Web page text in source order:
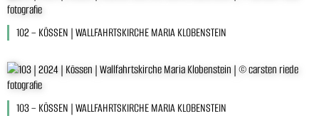
102 – KÖSSEN | WALLFAHRTSKIRCHE MARIA KLOBENSTEIN
103 – KÖSSEN | WALLFAHRTSKIRCHE MARIA KLOBENSTEIN